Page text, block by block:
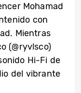
Mohamad
con
Mientras
(@ryvlsco)
Hi-Fi de
del vibrante